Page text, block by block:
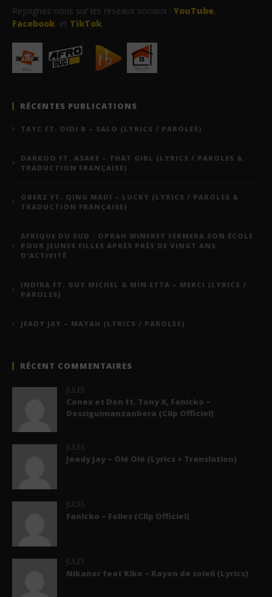
Rejoignez-nous sur les réseaux sociaux : YouTube,
Facebook et TikTok.
RÉCENTES PUBLICATIONS
TAYC FT. DIDI B – SALO (LYRICS / PAROLES)
DARKOO FT. ASAKE – THAT GIRL (LYRICS / PAROLES &
TRADUCTION FRANÇAISE)
OBERZ FT. QING MADI – LUCKY (LYRICS / PAROLES &
TRADUCTION FRANÇAISE)
AFRIQUE DU SUD : OPRAH WINFREY FERMERA SON ÉCOLE
POUR JEUNES FILLES APRÈS PRÈS DE VINGT ANS
D’ACTIVITÉ
INDIRA FT. GUY MICHEL & MIN ETTA – MERCI (LYRICS /
PAROLES)
JEADY JAY – MAYAH (LYRICS / PAROLES)
RÉCENT COMMENTAIRES
JULES
Conex et Don ft. Tony X, Fanicko –
Dessiguimanzanbera (Clip Officiel)
JULES
Jeady Jay – Olé Olé (Lyrics + Translation)
JULES
Fanicko – Folies (Clip Officiel)
JULES
Nikanor feat Kiko – Rayon de soleil (Lyrics)